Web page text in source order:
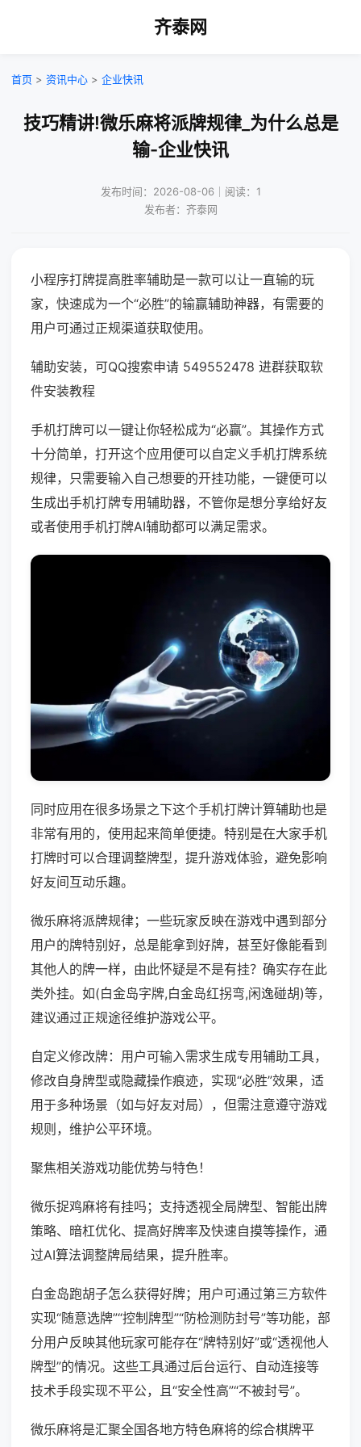
齐泰网
首页 > 资讯中心 > 企业快讯
技巧精讲!微乐麻将派牌规律_为什么总是
输-企业快讯
发布时间：2026-08-06｜阅读：1
发布者：齐泰网
小程序打牌提高胜率辅助是一款可以让一直输的玩
家，快速成为一个“必胜”的输赢辅助神器，有需要的
用户可通过正规渠道获取使用。
辅助安装，可QQ搜索申请 549552478 进群获取软
件安装教程
手机打牌可以一键让你轻松成为“必赢”。其操作方式
十分简单，打开这个应用便可以自定义手机打牌系统
规律，只需要输入自己想要的开挂功能，一键便可以
生成出手机打牌专用辅助器，不管你是想分享给好友
或者使用手机打牌AI辅助都可以满足需求。
同时应用在很多场景之下这个手机打牌计算辅助也是
非常有用的，使用起来简单便捷。特别是在大家手机
打牌时可以合理调整牌型，提升游戏体验，避免影响
好友间互动乐趣。
微乐麻将派牌规律；一些玩家反映在游戏中遇到部分
用户的牌特别好，总是能拿到好牌，甚至好像能看到
其他人的牌一样，由此怀疑是不是有挂？确实存在此
类外挂。如(白金岛字牌,白金岛红拐弯,闲逸碰胡)等，
建议通过正规途径维护游戏公平。
自定义修改牌：用户可输入需求生成专用辅助工具，
修改自身牌型或隐藏操作痕迹，实现“必胜”效果，适
用于多种场景（如与好友对局），但需注意遵守游戏
规则，维护公平环境。
聚焦相关游戏功能优势与特色！
微乐捉鸡麻将有挂吗；支持透视全局牌型、智能出牌
策略、暗杠优化、提高好牌率及快速自摸等操作，通
过AI算法调整牌局结果，提升胜率。
白金岛跑胡子怎么获得好牌；用户可通过第三方软件
实现“随意选牌”“控制牌型”“防检测防封号”等功能，部
分用户反映其他玩家可能存在“牌特别好”或“透视他人
牌型”的情况。这些工具通过后台运行、自动连接等
技术手段实现不平公，且“安全性高”“不被封号”。
微乐麻将是汇聚全国各地方特色麻将的综合棋牌平